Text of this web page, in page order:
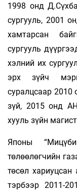
1998 онд
сургууль, 2001
хамтарсан
сургууль
хэлний их
эрх зүйч
суралцсаар 2010
зүй, 2015 онд
хууль зүйн
Японы
төлөөлөгчийн
төсөл
тэрбээр 2011-